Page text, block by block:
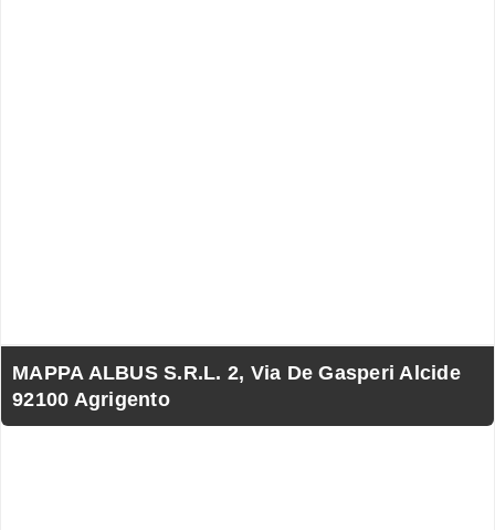
MAPPA ALBUS S.R.L. 2, Via De Gasperi Alcide
92100 Agrigento